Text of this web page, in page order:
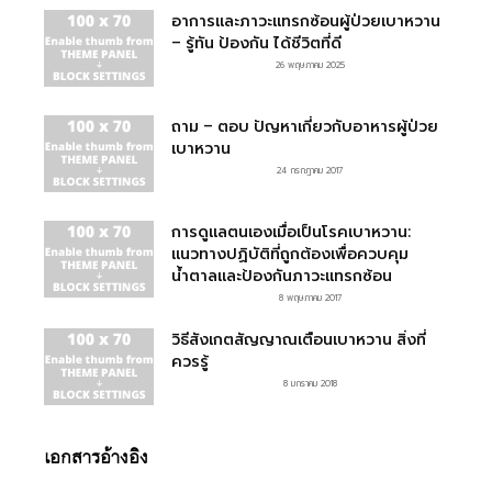
อาการและภาวะแทรกซ้อนผู้ป่วยเบาหวาน
– รู้ทัน ป้องกัน ได้ชีวิตที่ดี
26 พฤษภาคม 2025
ถาม – ตอบ ปัญหาเกี่ยวกับอาหารผู้ป่วย
เบาหวาน
24 กรกฎาคม 2017
การดูแลตนเองเมื่อเป็นโรคเบาหวาน:
แนวทางปฏิบัติที่ถูกต้องเพื่อควบคุม
น้ำตาลและป้องกันภาวะแทรกซ้อน
8 พฤษภาคม 2017
วิธีสังเกตสัญญาณเตือนเบาหวาน สิ่งที่
ควรรู้
8 มกราคม 2018
เอกสารอ้างอิง